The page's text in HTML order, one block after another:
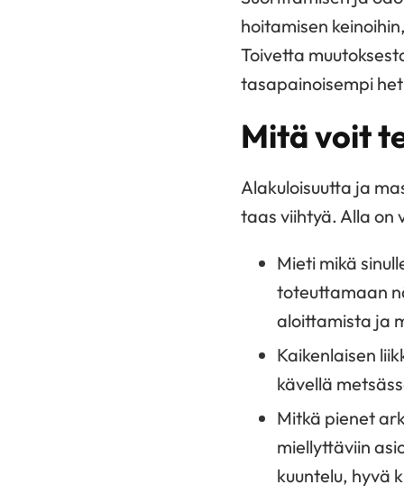
hoitamisen
Toivetta
tasapainoisempi
Mitä voit
Alakuloisuutta ja
taas viihtyä. Alla on
Mieti mikä
toteuttamaan
aloittamista ja
Kaikenlaisen
kävellä
Mitkä pienet
miellyttäviin
kuuntelu, hyvä